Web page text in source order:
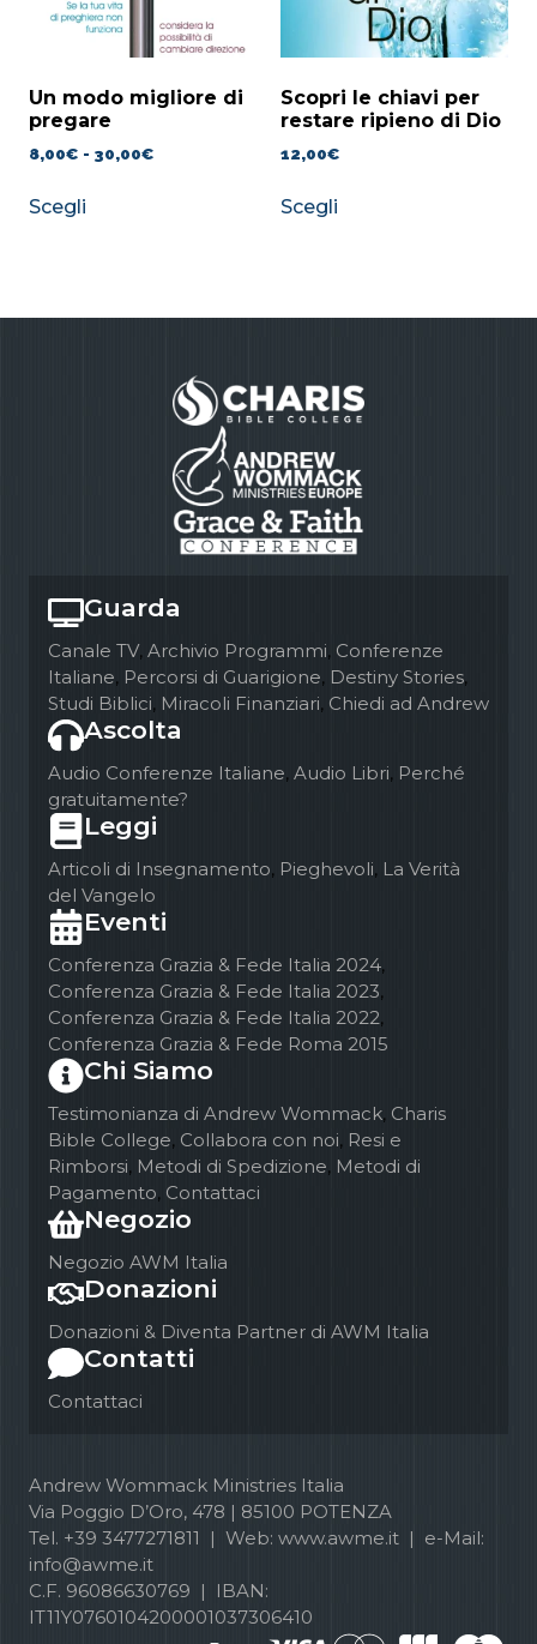
Un modo migliore di
pregare
8,00€ - 30,00€
Scegli
Scopri le chiavi per
restare ripieno di Dio
12,00€
Scegli
Guarda
Canale TV, Archivio Programmi, Conferenze
Italiane, Percorsi di Guarigione, Destiny Stories,
Studi Biblici, Miracoli Finanziari, Chiedi ad Andrew
Ascolta
Audio Conferenze Italiane, Audio Libri, Perché
gratuitamente?
Leggi
Articoli di Insegnamento, Pieghevoli, La Verità
del Vangelo
Eventi
Conferenza Grazia & Fede Italia 2024,
Conferenza Grazia & Fede Italia 2023,
Conferenza Grazia & Fede Italia 2022,
Conferenza Grazia & Fede Roma 2015
Chi Siamo
Testimonianza di Andrew Wommack, Charis
Bible College, Collabora con noi, Resi e
Rimborsi, Metodi di Spedizione, Metodi di
Pagamento, Contattaci
Negozio
Negozio AWM Italia
Donazioni
Donazioni & Diventa Partner di AWM Italia
Contatti
Contattaci
Andrew Wommack Ministries Italia
Via Poggio D’Oro, 478 | 85100 POTENZA
Tel. +39 3477271811 | Web: www.awme.it | e-Mail:
info@awme.it
C.F. 96086630769 | IBAN:
IT11Y0760104200001037306410